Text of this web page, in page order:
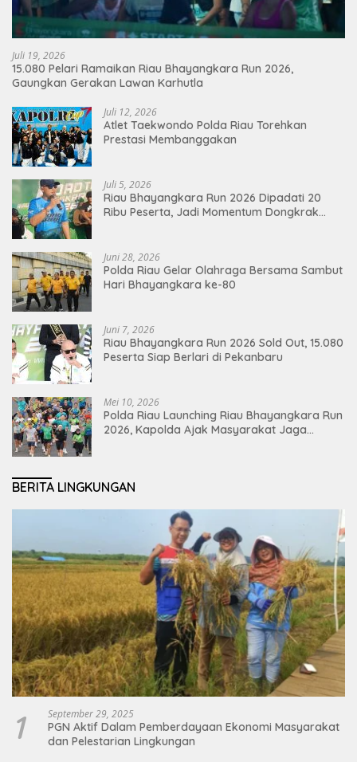
Juli 19, 2026
15.080 Pelari Ramaikan Riau Bhayangkara Run 2026,
Gaungkan Gerakan Lawan Karhutla
Juli 12, 2026
Atlet Taekwondo Polda Riau Torehkan
Prestasi Membanggakan
Juli 5, 2026
Riau Bhayangkara Run 2026 Dipadati 20
Ribu Peserta, Jadi Momentum Dongkrak
Juni 28, 2026
Polda Riau Gelar Olahraga Bersama Sambut
Hari Bhayangkara ke-80
Juni 7, 2026
Riau Bhayangkara Run 2026 Sold Out, 15.080
Peserta Siap Berlari di Pekanbaru
Mei 10, 2026
Polda Riau Launching Riau Bhayangkara Run
2026, Kapolda Ajak Masyarakat Jaga
BERITA LINGKUNGAN
1 September 29, 2025
PGN Aktif Dalam Pemberdayaan Ekonomi Masyarakat
dan Pelestarian Lingkungan